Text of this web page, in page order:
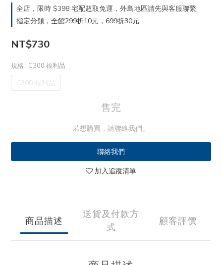
全店，限時 $398 宅配超取免運，外島地區請先與客服聯繫
指定分類，全館299折10元，699折30元
NT$730
規格 : C300 福利品
C300 福利品
售完
若想購買，請聯絡我們。
聯絡我們
加入追蹤清單
商品描述
送貨及付款方
式
顧客評價